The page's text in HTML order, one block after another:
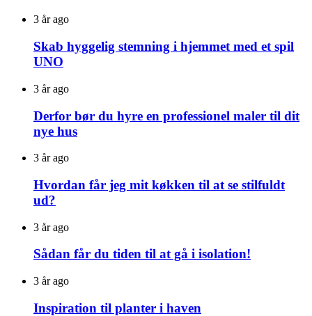
3 år ago
Skab hyggelig stemning i hjemmet med et spil
UNO
3 år ago
Derfor bør du hyre en professionel maler til dit
nye hus
3 år ago
Hvordan får jeg mit køkken til at se stilfuldt
ud?
3 år ago
Sådan får du tiden til at gå i isolation!
3 år ago
Inspiration til planter i haven